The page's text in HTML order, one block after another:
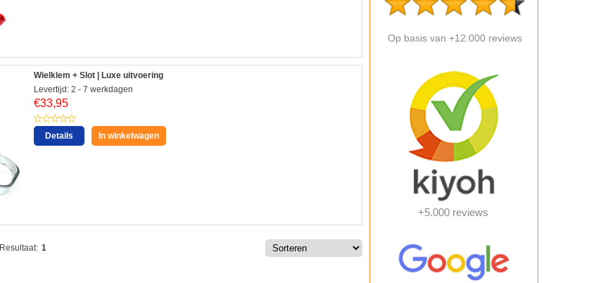
Wielklem + Slot | Luxe uitvoering
Levertijd: 2 - 7 werkdagen
€33,95
Details In winkelwagen
Resultaat: 1
Op basis van +12.000 reviews
+5.000 reviews